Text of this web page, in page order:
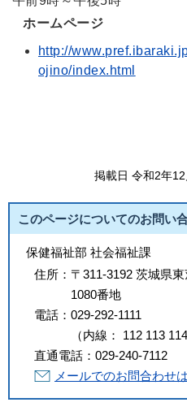
ホームページ
http://
ojino/index.html
掲載日 令和2年12
このページについてのお問い
保健福祉部 社会福祉課
住所： 〒311-3192 茨城県
1080番地
電話： 029-292-1111
（内線 ： 112 113 114
直通電話： 029-240-7112
メールでのお問合わせ